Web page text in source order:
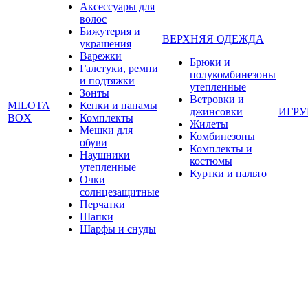
MILOTA
BOX
Аксессуары для
волос
Бижутерия и
украшения
Варежки
Галстуки, ремни
и подтяжки
Зонты
Кепки и панамы
Комплекты
Мешки для
обуви
Наушники
утепленные
Очки
солнцезащитные
Перчатки
Шапки
Шарфы и снуды
ВЕРХНЯЯ ОДЕЖДА
Брюки и
полукомбинезоны
утепленные
Ветровки и
джинсовки
Жилеты
Комбинезоны
Комплекты и
костюмы
Куртки и пальто